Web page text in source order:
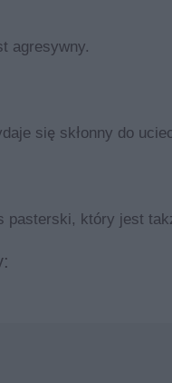
agresywny.
się skłonny do
pasterski, który jest